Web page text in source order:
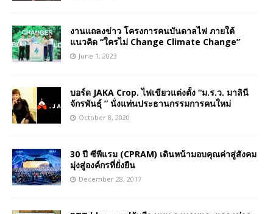
งานแถลงข่าว โครงการคนบันดาลไฟ ภายใต้
แนวคิด “ใครไม่ Change Climate Change”
June 1, 2023
บอร์ด JAKA Crop. ไฟเขียวแต่งตั้ง “ม.ร.ว. มาลินี
จักรพันธุ์ ” นั่งแท่นประธานกรรมการคนใหม่
October 8, 2020
30 ปี ซีพีแรม (CPRAM) เดินหน้ามอบคุณค่าสู่สังคม
มุ่งสู่องค์กรที่ยั่งยืน
December 28, 2017